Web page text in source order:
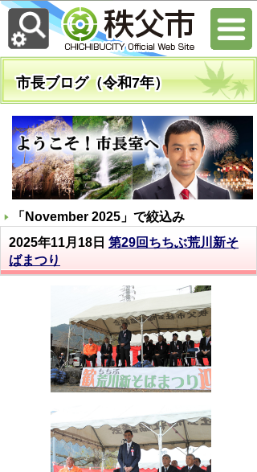
市長ブログ（令和7年）
「 November 2025 」で絞込み
2025年11月18日 第29回ちちぶ荒川新そ
ばまつり